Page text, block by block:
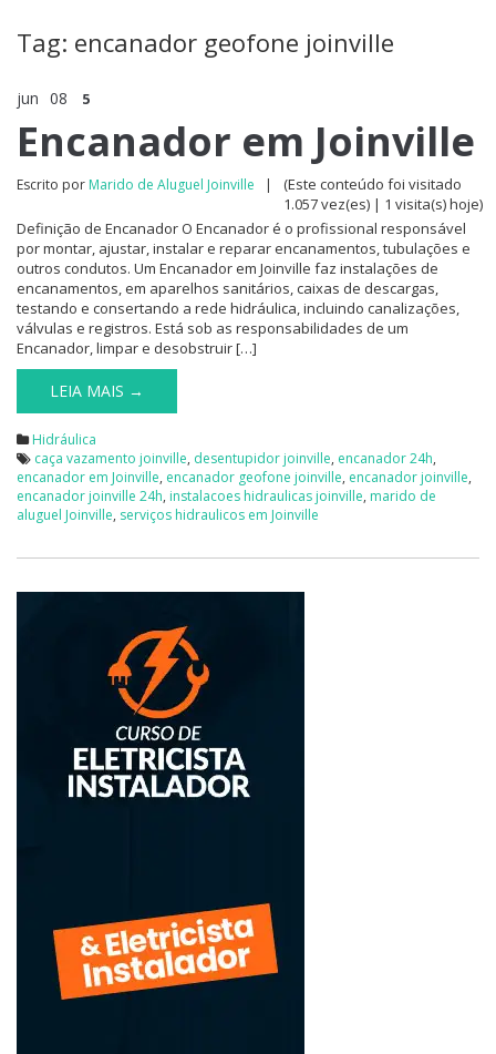
Tag: encanador geofone joinville
jun 08 5
Encanador em Joinville
Escrito por Marido de Aluguel Joinville |
(Este conteúdo foi visitado
1.057 vez(es) | 1 visita(s) hoje)
Definição de Encanador O Encanador é o profissional responsável
por montar, ajustar, instalar e reparar encanamentos, tubulações e
outros condutos. Um Encanador em Joinville faz instalações de
encanamentos, em aparelhos sanitários, caixas de descargas,
testando e consertando a rede hidráulica, incluindo canalizações,
válvulas e registros. Está sob as responsabilidades de um
Encanador, limpar e desobstruir […]
LEIA MAIS →
Hidráulica
caça vazamento joinville, desentupidor joinville, encanador 24h,
encanador em Joinville, encanador geofone joinville, encanador joinville,
encanador joinville 24h, instalacoes hidraulicas joinville, marido de
aluguel Joinville, serviços hidraulicos em Joinville